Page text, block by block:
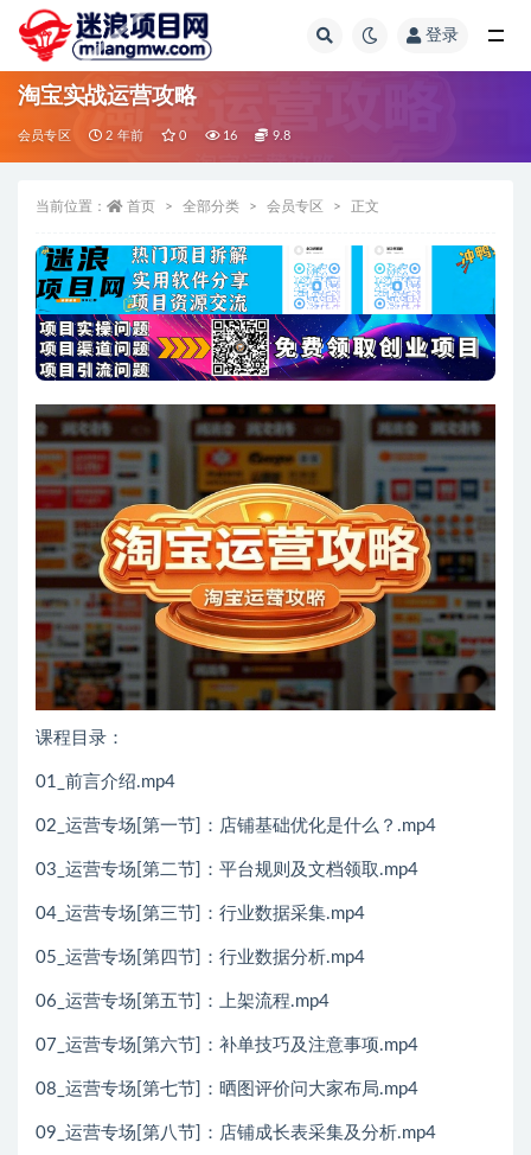
登录
淘宝实战运营攻略
会员专区 2 年前 0 16 9.8
当前位置： 首页 全部分类 会员专区 正文
课程目录：
01_前言介绍.mp4
02_运营专场[第一节]：店铺基础优化是什么？.mp4
03_运营专场[第二节]：平台规则及文档领取.mp4
04_运营专场[第三节]：行业数据采集.mp4
05_运营专场[第四节]：行业数据分析.mp4
06_运营专场[第五节]：上架流程.mp4
07_运营专场[第六节]：补单技巧及注意事项.mp4
08_运营专场[第七节]：晒图评价问大家布局.mp4
09_运营专场[第八节]：店铺成长表采集及分析.mp4
全部